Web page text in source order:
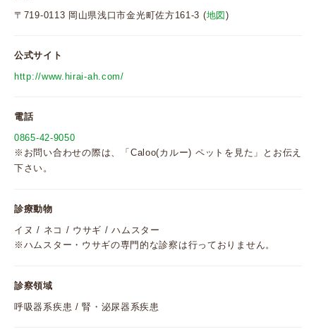
〒719-0113 岡山県浅口市金光町佐方161-3 (地図)
公式サイト
http://www.hirai-ah.com/
電話
0865-42-9050
※お問い合わせの際は、「Caloo(カルー) ペットを見た」とお伝え
下さい。
診療動物
イヌ / ネコ / ウサギ / ハムスター
※ハムスター・ウサギの専門的な診察は行っておりません。
診察領域
呼吸器系疾患 / 腎・泌尿器系疾患